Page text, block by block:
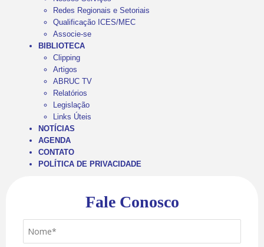
Redes Regionais e Setoriais
Qualificação ICES/MEC
Associe-se
BIBLIOTECA
Clipping
Artigos
ABRUC TV
Relatórios
Legislação
Links Úteis
NOTÍCIAS
AGENDA
CONTATO
POLÍTICA DE PRIVACIDADE
Fale Conosco